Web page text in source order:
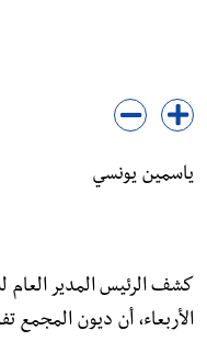
ياسمين يونسي
كشف الرئيس المدير العام
الأربعاء، أن ديون